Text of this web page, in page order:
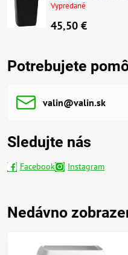
Vypredané
45,50 €
Potrebujete
valin​@valin​.sk
Sledujte nás
Facebook Instagram
Nedávno